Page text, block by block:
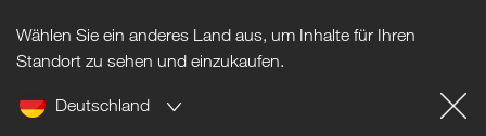
Wählen Sie ein anderes Land aus, um Inhalte für Ihren
Standort zu sehen und einzukaufen.
Deutschland
Hinweis zu Cookies
Unsere Webseite verwendet Cookies. Diese haben zwei